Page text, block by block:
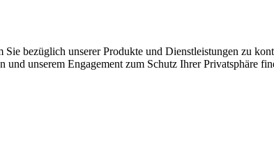
bezüglich unserer Produkte und Dienstleistungen zu
unserem Engagement zum Schutz Ihrer Privatsphäre